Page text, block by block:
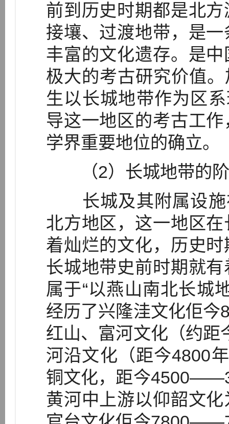
前到历史时期都是北
接壤、过渡地带，是
丰富的文化遗存。是
极大的考古研究价值
生以长城地带作为区
导这一地区的考古工
学界重要地位的确立。
（2）长城地带的阶
长城及其附属设施
北方地区，这一地区
着灿烂的文化，历史
长城地带史前时期就
属于“以燕山南北长城
经历了兴隆洼文化佢
红山、富河文化（约
河沿文化（距今4800
铜文化，距今
黄河中上游以仰韶文